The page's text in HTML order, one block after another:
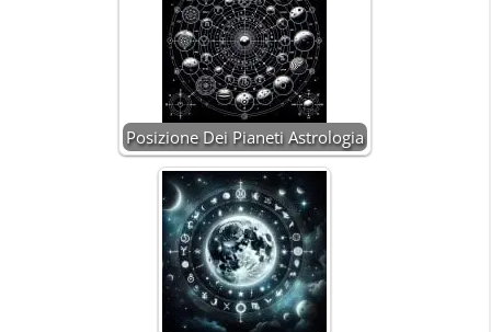
Posizione Dei Pianeti Astrologia